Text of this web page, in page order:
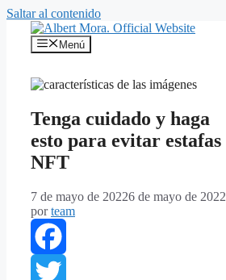
Saltar al contenido
Menú
Tenga cuidado y haga
esto para evitar estafas
NFT
7 de mayo de 20226 de mayo de 2022
porteam
Facebook